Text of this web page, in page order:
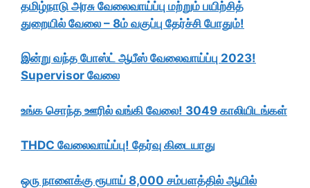
தமிழ்நாடு அரசு வேலைவாய்ப்பு மற்றும் பயிற்சித்
துறையில் வேலை – 8ம் வகுப்பு தேர்ச்சி போதும்!
இன்று வந்த போஸ்ட் ஆபீஸ் வேலைவாய்ப்பு 2023!
Supervisor வேலை
உங்க சொந்த ஊரில் வங்கி வேலை! 3049 காலியிடங்கள்
THDC வேலைவாய்ப்பு! தேர்வு கிடையாது
ஒரு நாளைக்கு ரூபாய் 8,000 சம்பளத்தில் ஆயில்